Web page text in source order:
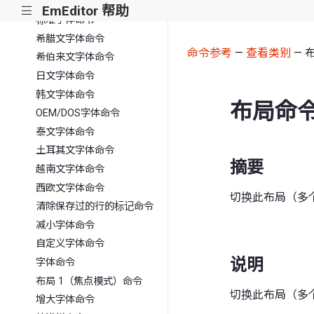
||| EmEditor 帮助
标准字体命令
希腊文字体命令
希伯来文字体命令
日文字体命令
韩文字体命令
OEM/DOS字体命令
泰文字体命令
土耳其文字体命令
越南文字体命令
西欧文字体命令
清除保存过的行的标记命令
减小字体命令
自定义字体命令
字体命令
布局 1（焦点模式）命令
增大字体命令
命令参考 — 查看类别 —
布局命
摘要
切换此布局（多
说明
切换此布局（多